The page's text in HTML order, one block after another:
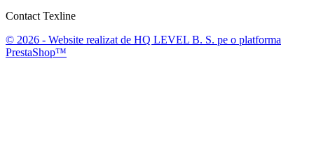
Contact Texline
© 2026 - Website realizat de HQ LEVEL B. S. pe o platforma
PrestaShop™